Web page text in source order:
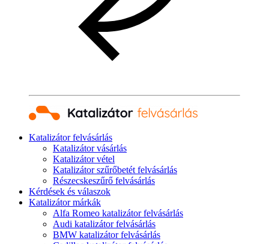
Katalizátor felvásárlás
Katalizátor vásárlás
Katalizátor vétel
Katalizátor szűrőbetét felvásárlás
Részecskeszűrő felvásárlás
Kérdések és válaszok
Katalizátor márkák
Alfa Romeo katalizátor felvásárlás
Audi katalizátor felvásárlás
BMW katalizátor felvásárlás